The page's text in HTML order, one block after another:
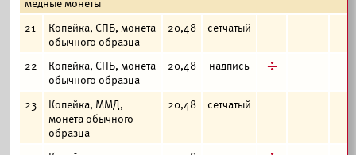
медные монеты
21
Копейка, СПБ, монета
обычного образца
20,48 сетчатый
22
Копейка, СПБ, монета
обычного образца
20,48 надпись д
23
Копейка, ММД,
монета обычного
образца
20,48 сетчатый